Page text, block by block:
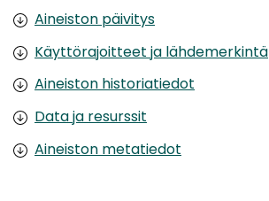
Aineiston päivitys
Käyttörajoitteet ja lähdemerkintä
Aineiston historiatiedot
Data ja resurssit
Aineiston metatiedot